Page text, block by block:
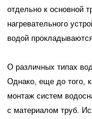
отдельно к основной
нагревательного
водой
О различных типах
Однако, еще до того,
монтаж систем
с материалом труб.